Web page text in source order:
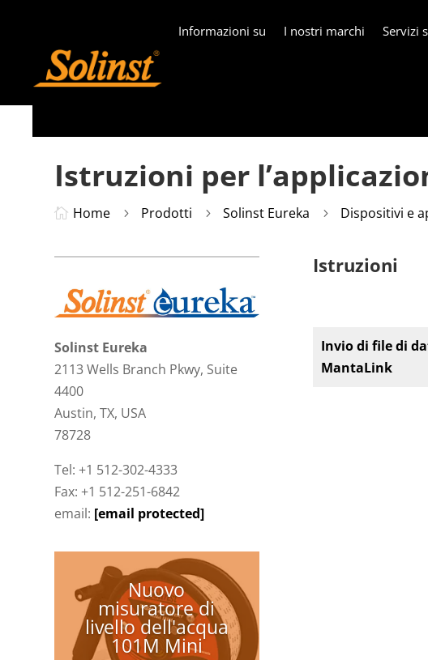
Informazioni su I nostri marchi Servizi
Istruzioni per
 Home 5 Prodotti 5 Solinst Eureka 5 Dispositivi e
Solinst Eureka
2113 Wells Branch Pkwy, Suite
4400
Austin, TX, USA
78728
Tel: +1 512-302-4333
Fax: +1 512-251-6842
email: [email protected]
Nuovo
misuratore di
livello dell'acqua
101M Mini
Istruzioni
Invio di file di
MantaLink